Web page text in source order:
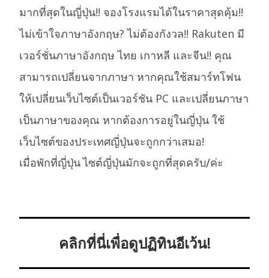
มากที่สุดในญี่ปุ่น!! จองโรงแรมได้ในราคาสุดคุ้ม!!
ไม่เข้าใจภาษาอังกฤษ? ไม่ต้องกังวล!! Rakuten มี
เวอร์ชั่นภาษาอังกฤษ ไทย เกาหลี และจีน!! คุณ
สามารถเปลี่ยนจากภาษา หากคุณใช้สมาร์ทโฟน
ให้เปลี่ยนเว็บไซต์เป็นเวอร์ชัน PC และเปลี่ยนภาษา
เป็นภาษาของคุณ หากต้องการอยู่ในญี่ปุ่น ใช้
เว็บไซต์ของประเทศญี่ปุ่นจะถูกกว่าเสมอ!
เมื่อพักที่ญี่ปุ่น ไซต์ญี่ปุ่นมักจะถูกที่สุดครับ/ค่ะ
คลิกที่นี่เพื่อดูปฏิทินอีเว้น!